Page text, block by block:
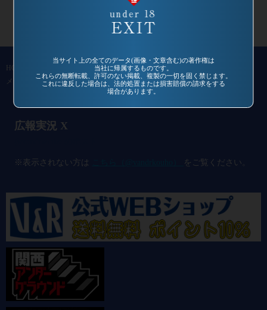
当サイト上の全てのデータ(画像・文章含む)の著作権は
当社に帰属するものです。
これらの無断転載、許可のない掲載、複製の一切を固く禁じます。
これに違反した場合は、法的処置または損害賠償の請求をする
場合があります。
HOME 過去作品 通信販売 コミュニティ
メールマガジン
お問い合わせ
広報実況 X
※表示されない方は をご覧ください。